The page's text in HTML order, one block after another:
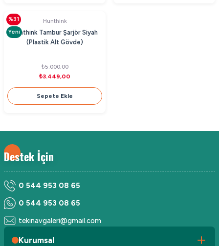
%31
Yeni
Hunthink
Hunthink Tambur Şarjör Siyah
(Plastik Alt Gövde)
₺5.000,00
₺3.449,00
Sepete Ekle
Destek İçin
0 544 953 08 65
0 544 953 08 65
tekinavgaleri@gmail.com
Kurumsal